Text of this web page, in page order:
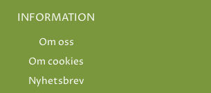
INFORMATION
Om oss
Om cookies
Nyhetsbrev